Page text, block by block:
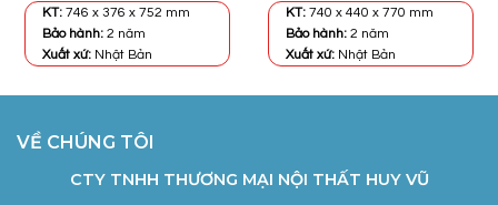
7.170.000₫.là:
KT: 746 x 376 x 752 mm
Bảo hành:2 năm
Xuất xứ: Nhật Bản
2.990.000₫.là:
KT: 740 x 440 x 770 mm
Bảo hành:2 năm
Xuất xứ: Nhật Bản
VỀ CHÚNG TÔI
CTY TNHH THƯƠNG MẠI NỘI THẤT HUY VŨ